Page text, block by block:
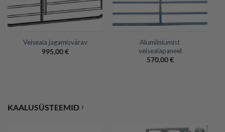
Veiseaia jagamisvärav
995,00€
Alumiiniumist
veiseaiapaneel
570,00€
KAALUSÜSTEEMID ›